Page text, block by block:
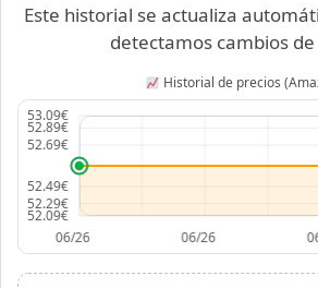
Este historial se actualiza
detectamos cambios
Historial de precios